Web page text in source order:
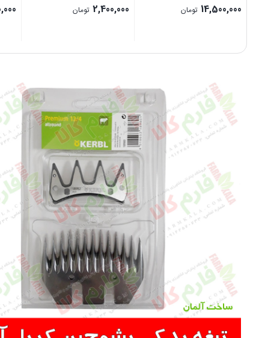
14,500,000 تومان
بستن
2,400,000 تومان
بستن بستن